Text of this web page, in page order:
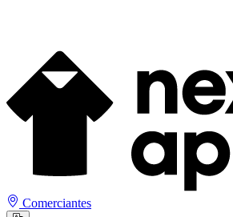
Comerciantes